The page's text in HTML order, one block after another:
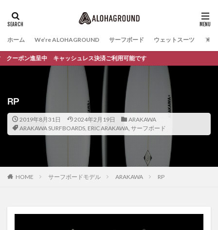
ホーム We’re ALOHAGROUND サーフボード ウェットスーツ ファ
呈中 キャッシュレス決済ご利用可能です
RP
2019年8月31日 2024年2月19日
ARAKAWA
ARAKAWA SURFBOARDS, ERIC ARAKAWA, サーフボード
HOME サーフボードモデル ARAKAWA RP